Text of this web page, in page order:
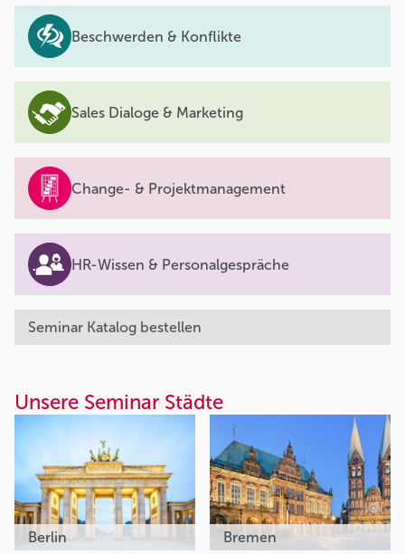
Beschwerden & Konflikte
Sales Dialoge & Marketing
Change- & Projektmanagement
HR-Wissen & Personalgespräche
Seminar Katalog bestellen
Unsere Seminar Städte
Berlin Bremen